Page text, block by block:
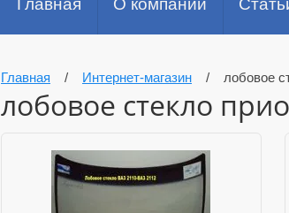
Главная О компании
Главная / Интернет-магазин / лобовое
лобовое стекло